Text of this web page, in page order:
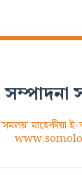
সম্পাদনা
'সমলয়' মাহেকীয়া